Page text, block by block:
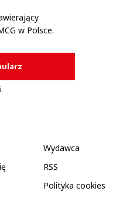
w Polsce.
Wydawca
RSS
Polityka cookies